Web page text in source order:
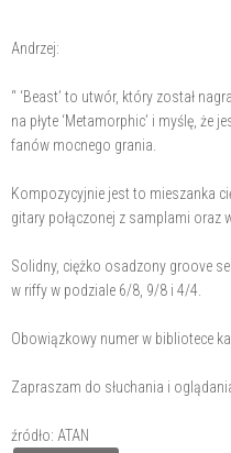
Andrzej:
“ ‘Beast’ to utwór, który został
na płyte ‘Metamorphic’ i myślę, że
fanów mocnego grania.
Kompozycyjnie jest to mieszanka
gitary połączonej z samplami oraz
Solidny, ciężko osadzony groove
w riffy w podziale 6/8, 9/8 i 4/4.
Obowiązkowy numer w bibliotece
Zapraszam do słuchania i
źródło: ATAN